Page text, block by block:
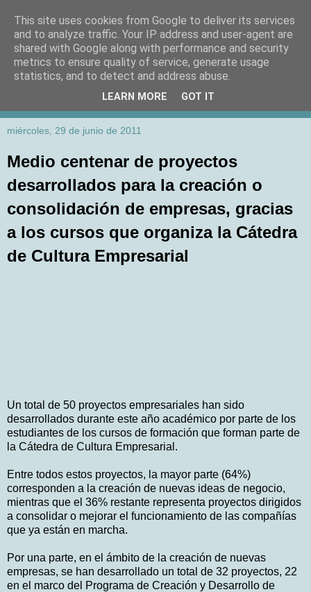
miércoles, 29 de junio de 2011
Medio centenar de proyectos
desarrollados para la creación o
consolidación de empresas, gracias
a los cursos que organiza la Cátedra
de Cultura Empresarial
Un total de 50 proyectos empresariales han sido
desarrollados durante este año académico por parte de los
estudiantes de los cursos de formación que forman parte de
la Cátedra de Cultura Empresarial.
Entre todos estos proyectos, la mayor parte (64%)
corresponden a la creación de nuevas ideas de negocio,
mientras que el 36% restante representa proyectos dirigidos
a consolidar o mejorar el funcionamiento de las compañías
que ya están en marcha.
Por una parte, en el ámbito de la creación de nuevas
empresas, se han desarrollado un total de 32 proyectos, 22
en el marco del Programa de Creación y Desarrollo de
This site uses cookies from Google to deliver its services
and to analyze traffic. Your IP address and user-agent are
shared with Google along with performance and security
metrics to ensure quality of service, generate usage
statistics, and to detect and address abuse.
LEARN MORE GOT IT